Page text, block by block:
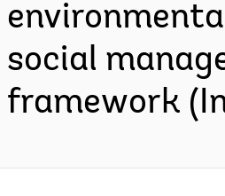
social
framework